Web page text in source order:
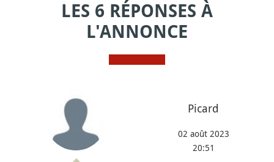
LES 6 RÉPONSES À
L'ANNONCE
Picard
02 août 2023
20:51